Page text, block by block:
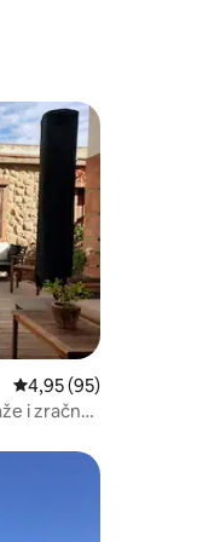
Prosječna ocjena:
4,95 (95)
i zračne
„Odabrali gosti”